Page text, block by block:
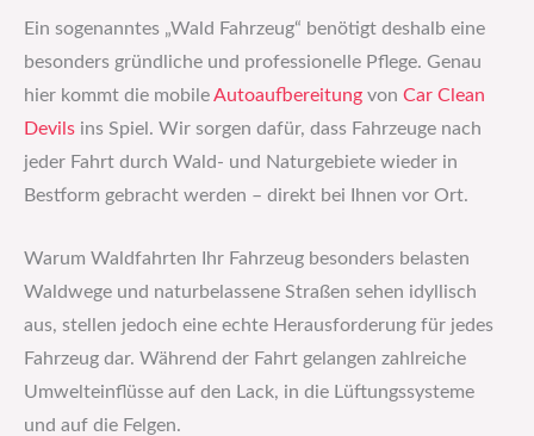
Ein sogenanntes „Wald Fahrzeug“ benötigt deshalb eine
besonders gründliche und professionelle Pflege. Genau
hier kommt die mobile Autoaufbereitung von Car Clean
Devils ins Spiel. Wir sorgen dafür, dass Fahrzeuge nach
jeder Fahrt durch Wald- und Naturgebiete wieder in
Bestform gebracht werden – direkt bei Ihnen vor Ort.
Warum Waldfahrten Ihr Fahrzeug besonders belasten
Waldwege und naturbelassene Straßen sehen idyllisch
aus, stellen jedoch eine echte Herausforderung für jedes
Fahrzeug dar. Während der Fahrt gelangen zahlreiche
Umwelteinflüsse auf den Lack, in die Lüftungssysteme
und auf die Felgen.